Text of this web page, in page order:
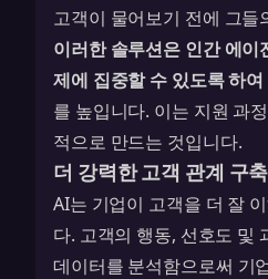
고객이 물어보기 전에 그들
이러한 솔루션은 인간 에이
제에 집중할 수 있도록 하여
를 높입니다. 이는 지원 과
적으로 만드는 것입니다.
더 강력한 고객 관계 구축
AI는 기업이 고객을 더 잘
다. 고객의 행동, 선호도 및
데이터를 분석함으로써 기